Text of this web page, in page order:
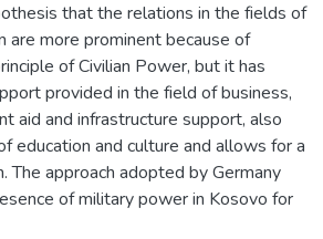
that the relations in the fields of
are more prominent because of
of Civilian Power, but it has
provided in the field of business,
aid and infrastructure support, also
education and culture and allows for a
The approach adopted by Germany
of military power in Kosovo for